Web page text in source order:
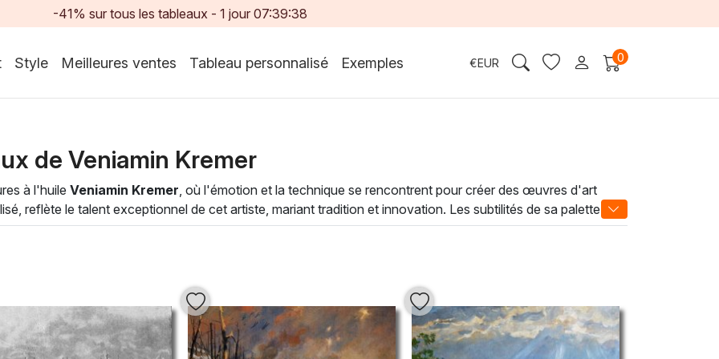
-41% sur tous les tableaux - 1 jour 07:39:37
Style Meilleures ventes Tableau personnalisé Exemples €EUR 0
de Veniamin Kremer
à l'huile Veniamin Kremer, où l'émotion et la technique se rencontrent pour créer des œuvres d'art
reflète le talent exceptionnel de cet artiste, mariant tradition et innovation. Les subtilités de sa palette
l'importance de la lumière et de l'ombre, invitant le spectateur à plonger dans un univers visuel
dans tout type d'intérieur, apportant une touche d'élégance et une atmosphère
salon contemporain ou une salle de muséographie, ces peintures créent des points focaux d'une intensité
vous une immersion dans l'art à travers ces œuvres intemporelles qui transforment votre intérieur en